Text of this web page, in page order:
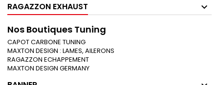
RAGAZZON EXHAUST
Nos Boutiques Tuning
CAPOT CARBONE TUNING
MAXTON DESIGN : LAMES, AILERONS
RAGAZZON ECHAPPEMENT
MAXTON DESIGN GERMANY